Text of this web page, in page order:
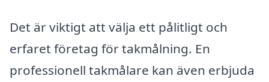
Det är viktigt att välja ett pålitligt och
erfaret företag för takmålning. En
professionell takmålare kan även erbjuda